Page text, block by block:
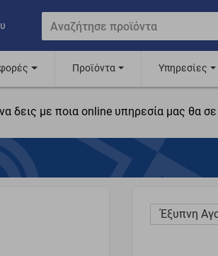
Προϊόντα Υπηρεσίες
δεις με ποια online υπηρεσία μας θα
Έξυπνη